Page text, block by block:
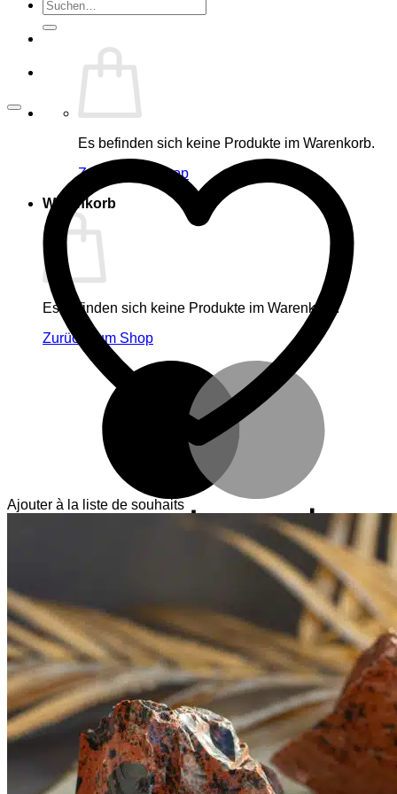
Suche
nach:
Es befinden sich keine Produkte im Warenkorb.
Zurück zum Shop
Warenkorb
Es befinden sich keine Produkte im Warenkorb.
Zurück zum Shop
Ajouter à la liste de souhaits